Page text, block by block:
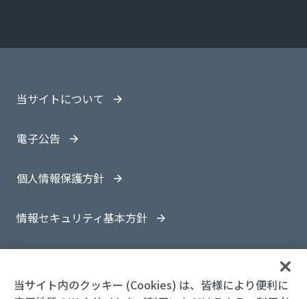
当サイトについて
電子公告
個人情報保護方針
情報セキュリティ基本方針
当サイト内のクッキー (Cookies) は、皆様により便利に